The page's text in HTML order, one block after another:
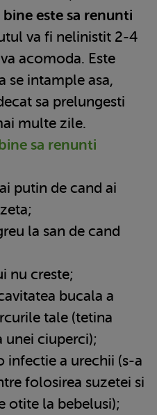
este sa renunti
va fi nelinistit 2-4
acomoda. Este
se intample asa,
sa prelungesti
multe zile.
sa renunti
putin de cand ai
la san de cand
nu creste;
bucala a
tale (tetina
unei ciuperci);
infectie a urechii (s-a
folosirea suzetei si
otite la bebelusi);